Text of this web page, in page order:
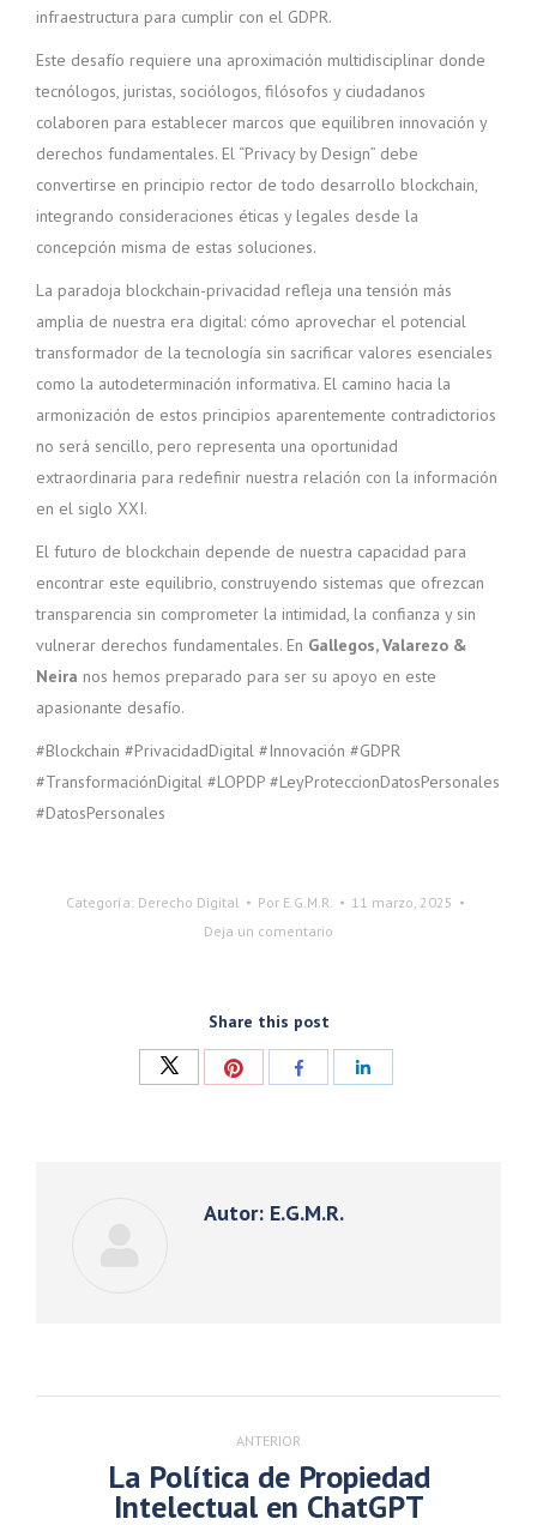
infraestructura para cumplir con el GDPR.
Este desafío requiere una aproximación multidisciplinar donde
tecnólogos, juristas, sociólogos, filósofos y ciudadanos
colaboren para establecer marcos que equilibren innovación y
derechos fundamentales. El “Privacy by Design” debe
convertirse en principio rector de todo desarrollo blockchain,
integrando consideraciones éticas y legales desde la
concepción misma de estas soluciones.
La paradoja blockchain-privacidad refleja una tensión más
amplia de nuestra era digital: cómo aprovechar el potencial
transformador de la tecnología sin sacrificar valores esenciales
como la autodeterminación informativa. El camino hacia la
armonización de estos principios aparentemente contradictorios
no será sencillo, pero representa una oportunidad
extraordinaria para redefinir nuestra relación con la información
en el siglo XXI.
El futuro de blockchain depende de nuestra capacidad para
encontrar este equilibrio, construyendo sistemas que ofrezcan
transparencia sin comprometer la intimidad, la confianza y sin
vulnerar derechos fundamentales. En Gallegos, Valarezo &
Neira nos hemos preparado para ser su apoyo en este
apasionante desafío.
#Blockchain #PrivacidadDigital #Innovación #GDPR
#TransformaciónDigital #LOPDP #LeyProteccionDatosPersonales
#DatosPersonales
Categoría: Derecho Digital Por E.G.M.R.
11 marzo, 2025
Deja un comentario
Share this post
Compartir CompartirCompartir
Autor: E.G.M.R.
Navegación
publicaciones
ANTERIOR
Publicación
anterior:
La Política de Propiedad
Intelectual en ChatGPT